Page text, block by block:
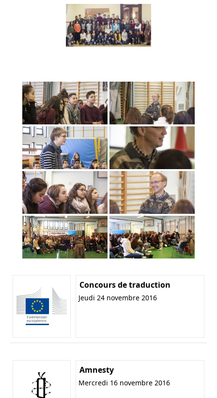
Concours de traduction
Jeudi 24 novembre 2016
Amnesty
Mercredi 16 novembre 2016